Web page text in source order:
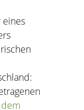
eines
dem